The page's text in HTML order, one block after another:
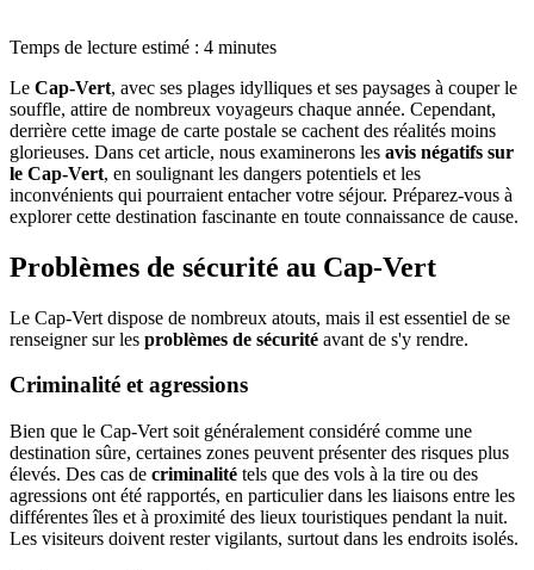
Temps de lecture estimé : 4 minutes
Le Cap-Vert, avec ses plages idylliques et ses paysages à couper le
souffle, attire de nombreux voyageurs chaque année. Cependant,
derrière cette image de carte postale se cachent des réalités moins
glorieuses. Dans cet article, nous examinerons les avis négatifs sur
le Cap-Vert, en soulignant les dangers potentiels et les
inconvénients qui pourraient entacher votre séjour. Préparez-vous à
explorer cette destination fascinante en toute connaissance de cause.
Problèmes de sécurité au Cap-Vert
Le Cap-Vert dispose de nombreux atouts, mais il est essentiel de se
renseigner sur les problèmes de sécurité avant de s'y rendre.
Criminalité et agressions
Bien que le Cap-Vert soit généralement considéré comme une
destination sûre, certaines zones peuvent présenter des risques plus
élevés. Des cas de criminalité tels que des vols à la tire ou des
agressions ont été rapportés, en particulier dans les liaisons entre les
différentes îles et à proximité des lieux touristiques pendant la nuit.
Les visiteurs doivent rester vigilants, surtout dans les endroits isolés.